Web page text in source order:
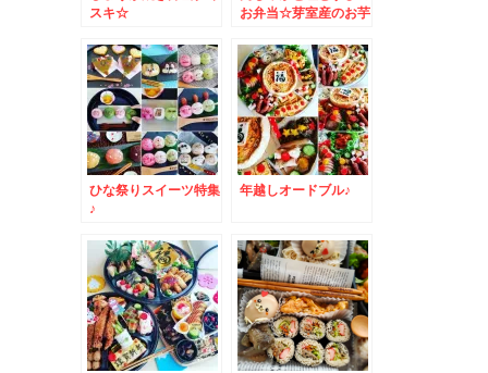
スキ☆
お弁当☆芽室産のお芋
～＾＾
ひな祭りスイーツ特集
♪
年越しオードブル♪